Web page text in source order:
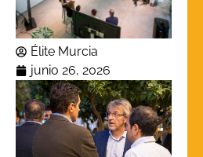
Élite Murcia
junio 26, 2026
Sin leyenda